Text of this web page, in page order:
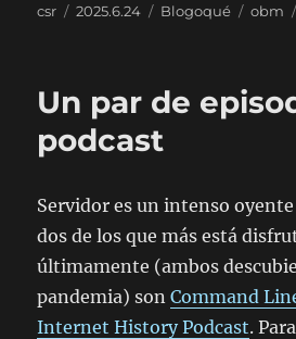
Autor
csr
Publicado
2025.6.24 Categorías
Blogoqué obm
Un par de
podcast
Servidor es un intenso
dos de los que más está
últimamente (ambos
pandemia) sonCommand
Internet History Podcast.